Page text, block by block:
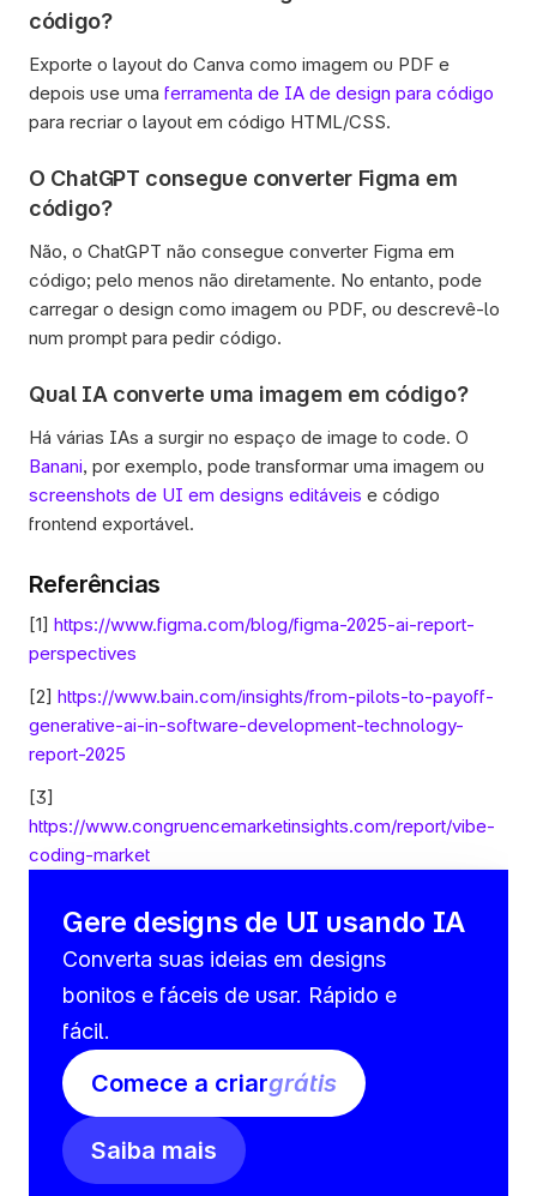
código?
Exporte o layout do Canva como imagem ou PDF e
depois use uma ferramenta de IA de design para código
para recriar o layout em código HTML/CSS.
O ChatGPT consegue converter Figma em
código?
Não, o ChatGPT não consegue converter Figma em
código; pelo menos não diretamente. No entanto, pode
carregar o design como imagem ou PDF, ou descrevê-lo
num prompt para pedir código.
Qual IA converte uma imagem em código?
Banani
screenshots de UI em designs editáveis e código
frontend exportável.
Referências
[1] https://www.figma.com/blog/figma-2025-ai-report-
perspectives
[2] https://www.bain.com/insights/from-pilots-to-payoff-
generative-ai-in-software-development-technology-
report-2025
https://www.congruencemarketinsights.com/report/vibe-
coding-market
Gere designs de UI usando IA
Converta suas ideias em designs
bonitos e fáceis de usar. Rápido e
fácil.
Comece a criargrátis
Saiba mais